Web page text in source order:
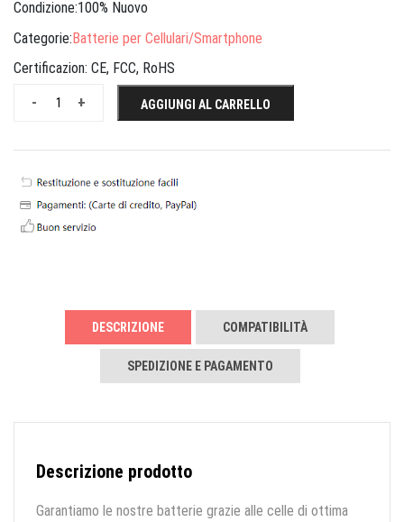
Condizione:100% Nuovo
Categorie:Batterie per Cellulari/Smartphone
Certificazion: CE, FCC, RoHS
+
- AGGIUNGI AL CARRELLO
DESCRIZIONE COMPATIBILITÀ
SPEDIZIONE E PAGAMENTO
Descrizione prodotto
Garantiamo le nostre batterie grazie alle celle di ottima